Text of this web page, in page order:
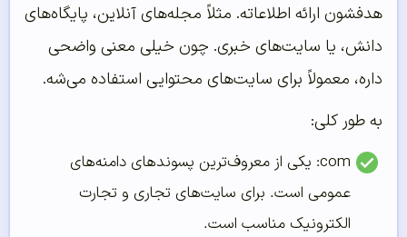
هدفشون ارائه اطلاعاته. مثلاً مجله‌های آنلاین، پایگاه‌های
دانش، یا سایت‌های خبری. چون خیلی معنی واضحی
داره، معمولاً برای سایت‌های محتوایی استفاده می‌شه.
به طور کلی:
com: یکی از معروف‌ترین پسوندهای دامنه‌های
عمومی است. برای سایت‌های تجاری و تجارت
الکترونیک مناسب است.